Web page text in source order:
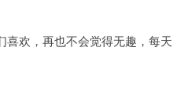
喜欢，再也不会觉得无趣，每天